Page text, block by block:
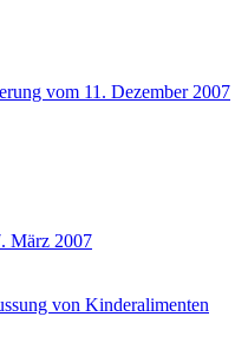
vom 11. Dezember 2007
März 2007
von Kinderalimenten